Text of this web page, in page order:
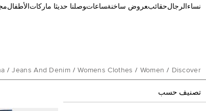
نساء الرجالحقائب‍عروض ساخنة‍ساعات‍وصلنا حديثا ‍ ماركات الأطفال
Discover
/
Women
/
Womens Clothes
/
Jeans And Denim
/
تصنيف حسب